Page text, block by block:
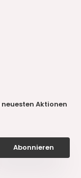
neuesten Aktionen
Abonnieren